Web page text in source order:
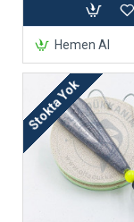
Hemen Al
Stokta Yok